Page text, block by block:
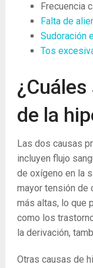
Frecuencia
Falta de
Sudoración
Tos
de la
Las dos causas
incluyen flujo
de oxígeno en la
mayortensión de
más altas, lo que
como los
la derivación,
Otras causas de